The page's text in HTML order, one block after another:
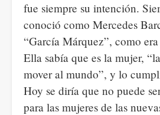
fue siempre su intención.
conoció como Mercedes
“García Márquez”, como
Ella sabía que es la mujer,
mover al mundo”, y lo
Hoy se diría que no puede
para las mujeres de las